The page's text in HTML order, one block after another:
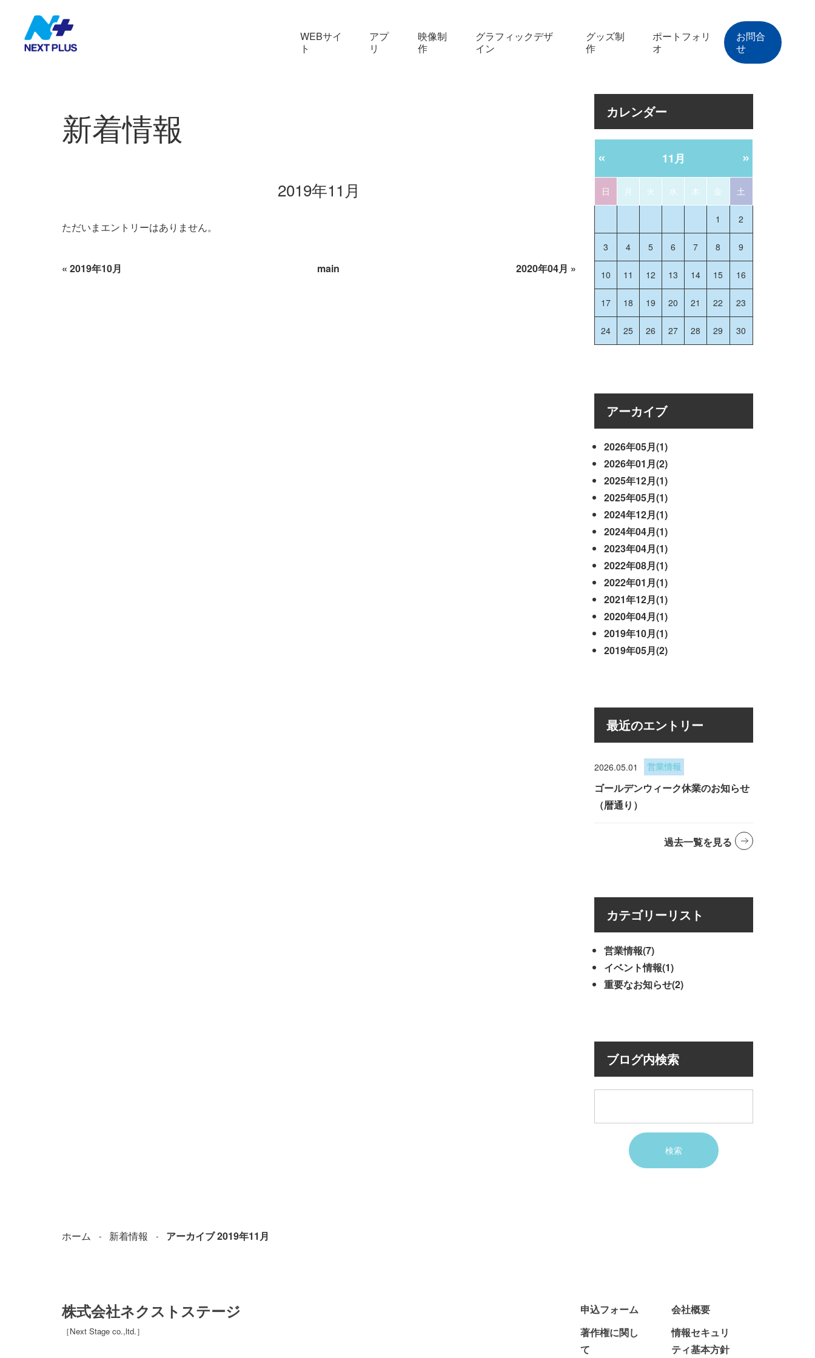
WEBサイ
ト
アプ
リ
映像制
作
グラフィックデザ
イン
グッズ制
作
ポートフォリ
オ
お問合
せ
新着情報
2019年11月
ただいまエントリーはありません。
« 2019年10月 main 2020年04月 »
カレンダー
« 11月 »
日 月 火 水 木 金 土
1 2
3 4 5 6 7 8 9
10 11 12 13 14 15 16
17 18 19 20 21 22 23
24 25 26 27 28 29 30
アーカイブ
2026年05月(1)
2026年01月(2)
2025年12月(1)
2025年05月(1)
2024年12月(1)
2024年04月(1)
2023年04月(1)
2022年08月(1)
2022年01月(1)
2021年12月(1)
2020年04月(1)
2019年10月(1)
2019年05月(2)
最近のエントリー
2026.05.01 営業情報
ゴールデンウィーク休業のお知らせ
（暦通り）
過去一覧を見る
カテゴリーリスト
営業情報(7)
イベント情報(1)
重要なお知らせ(2)
ブログ内検索
ホーム 新着情報 アーカイブ 2019年11月
株式会社ネクストステージ
［Next Stage co.,ltd.］
申込フォーム
会社概要
著作権に関し
て
情報セキュリ
ティ基本方針